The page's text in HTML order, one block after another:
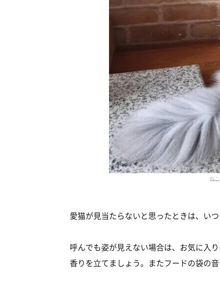
ね
愛猫が見当たらないと思ったときは、い
呼んでも姿が見えない場合は、お気に入
香りを立てましょう。またフードの袋の